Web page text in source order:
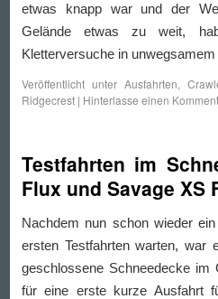
etwas knapp war und der
Gelände etwas zu weit,
Kletterversuche in
Veröffentlicht unter Ausfahrten,
Ridgecrest | Hinterlasse einen
Testfahrten im
Flux und Savage XS
Nachdem nun schon wieder
ersten Testfahrten warten, war
geschlossene Schneedecke im
für eine erste kurze Ausfahrt